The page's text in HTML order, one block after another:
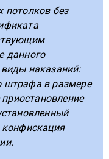
потолков без
данного
наказаний:
штрафа в размере
конфискация